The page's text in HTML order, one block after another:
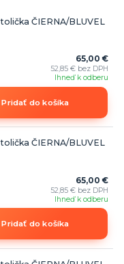
ČIERNA/BLUVEL
65,00 €
52,85 € bez DPH
Ihneď k odberu
Pridať do košíka
ČIERNA/BLUVEL
65,00 €
52,85 € bez DPH
Ihneď k odberu
Pridať do košíka